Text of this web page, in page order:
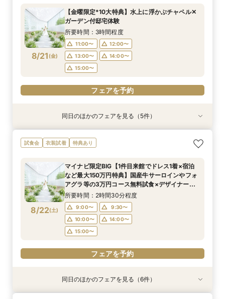
8/20(木)
11:00〜
12:00〜
13:00〜
14:00〜
15:00〜
フェアを予約
8/20(木)
11:00〜
13:00〜
15:00〜
フェアを予約
8/20(木)
11:00〜
12:00〜
13:30〜
14:00〜
15:00〜
フェアを予約
8/20(木)
11:00〜
12:00〜
13:00〜
14:00〜
15:00〜
フェアを予約
8/21 (金)
【金曜限定*10大特典】水上に浮かぶチャペル✕
ガーデン付邸宅体験
所要時間：3時間程度
11:00〜
12:00〜
13:00〜
14:00〜
15:00〜
フェアを予約
衣装試着 特典あり
8/21(金)
【憧れドレス体験付き】ドレス試着体験＆衣裳1
着プレゼント
11:00〜
12:00〜
14:00〜
15:00〜
フェアを予約
衣装試着 特典あり
8/21(金)
【家族での挙式＆会食なら】67万円のお得すぎ
プラン紹介フェア
11:00〜
12:00〜
13:00〜
14:00〜
15:00〜
フェアを予約
特典あり
8/21(金)
【ペットと一緒の結婚式】大切な家族と過ごす
ペット婚相談会
11:00〜
13:00〜
15:00〜
フェアを予約
衣装試着 特典あり
8/21(金)
マイナビ限定BIG【大阪で人気*2会場同時見学
フェア】新作ドレス試着×130万特典
11:00〜
12:00〜
13:30〜
14:00〜
15:00〜
フェアを予約
8/21(金)
【短時間でもOK】ふたりの不安をプロが解消！
会場見学×見積相談
11:00〜
12:00〜
13:00〜
14:00〜
15:00〜
フェアを予約
同日のほかのフェアを見る（5件）
試食会 衣装試着 特典あり
8/22(土)
マイナビ限定BIG【1件目来館でドレス1着×宿泊
など最大150万円特典】国産牛サーロインやフォ
アグラ等の3万円コース無料試食×デザイナーズ
チャペルで挙式体験&2つの貸切邸宅見学フェア
所要時間：2時間30分程度
9:00〜
9:30〜
10:00〜
14:00〜
15:00〜
フェアを予約
衣装試着 特典あり
衣装試着 特典あり
特典あり
衣装試着 特典あり
衣装試着 特典あり
衣装試着 特典あり
同日のほかのフェアを見る（6件）